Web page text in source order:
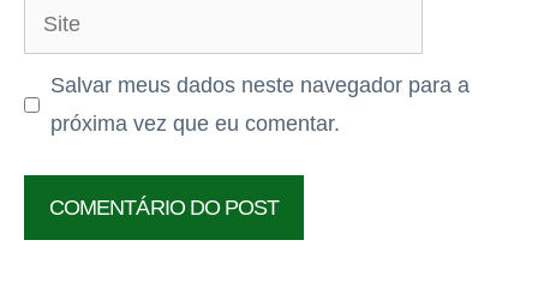
Site
Salvar meus dados neste navegador para a
próxima vez que eu comentar.